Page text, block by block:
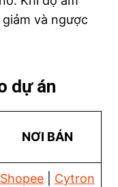
và ngược
dự án
NƠI BÁN
Shopee| Cytron